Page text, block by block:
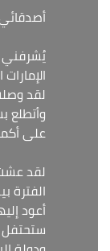
أصدقائي
يُشرفني
على
لقد
أعود
ستحتفل